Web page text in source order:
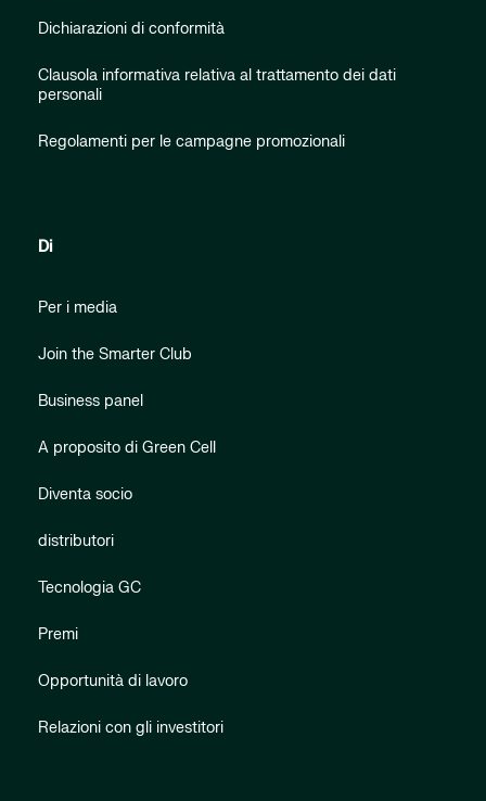
Dichiarazioni di conformità
Clausola informativa relativa al trattamento dei dati
personali
Regolamenti per le campagne promozionali
Di
Per i media
Join the Smarter Club
Business panel
A proposito di Green Cell
Diventa socio
distributori
Tecnologia GC
Premi
Opportunità di lavoro
Relazioni con gli investitori